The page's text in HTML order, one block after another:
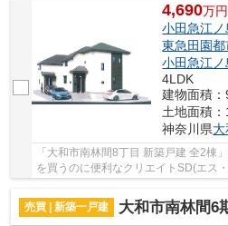
4,690万円
小田急江ノ
東急田園都
小田急江ノ
4LDK
建物面積：
土地面積：
神奈川県
「大和市南林間8丁目 新築戸建 全2棟
を買うのに便利なクリエイトSD(エス
売買 | 新築一戸建
大和市南林間6